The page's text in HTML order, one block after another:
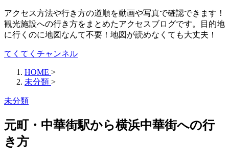
アクセス方法や行き方の道順を動画や写真で確認できます！
観光施設への行き方をまとめたアクセスブログです。目的地
に行くのに地図なんて不要！地図が読めなくても大丈夫！
てくてくチャンネル
HOME >
未分類 >
未分類
元町・中華街駅から横浜中華街への行
き方